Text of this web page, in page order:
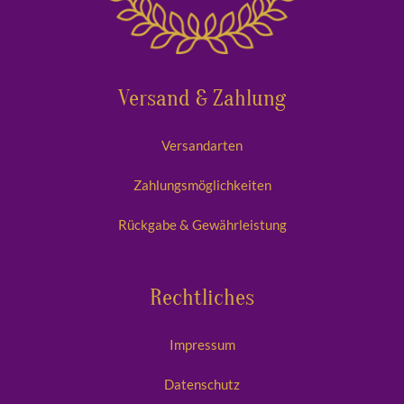
Versand & Zahlung
Versandarten
Zahlungsmöglichkeiten
Rückgabe & Gewährleistung
Rechtliches
Impressum
Datenschutz